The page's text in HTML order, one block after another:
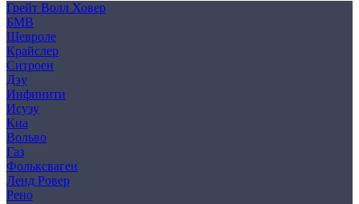
Грейт Волл Ховер
БМВ
Шевроле
Крайслер
Ситроен
Дэу
Инфинити
Исузу
Киа
Вольво
Газ
Фольксваген
Ленд Ровер
Рено